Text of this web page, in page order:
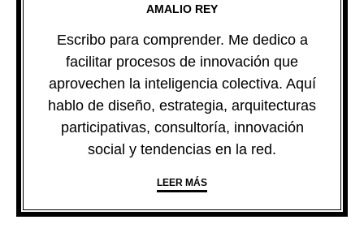
AMALIO REY
Escribo para comprender. Me dedico a
facilitar procesos de innovación que
aprovechen la inteligencia colectiva. Aquí
hablo de diseño, estrategia, arquitecturas
participativas, consultoría, innovación
social y tendencias en la red.
LEER MÁS